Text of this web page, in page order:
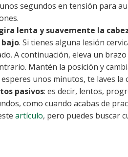
segundos en tensión para
lenta y suavemente la
bajo. Si tienes alguna lesión
A continuación, eleva un
Mantén la posición y
unos minutos, te laves
pasivos: es decir, lentos,
como cuando acabas de
artículo, pero puedes buscar